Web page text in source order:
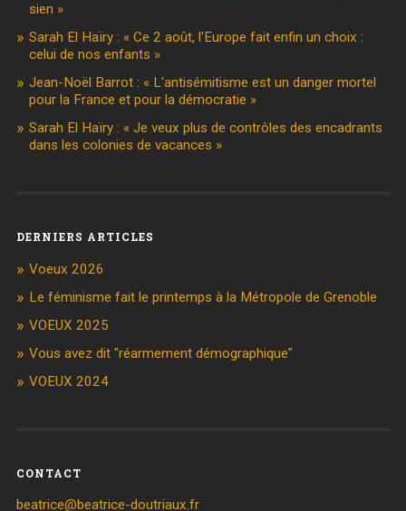
sien »
Sarah El Haïry : « Ce 2 août, l'Europe fait enfin un choix :
celui de nos enfants »
Jean-Noël Barrot : « L'antisémitisme est un danger mortel
pour la France et pour la démocratie »
Sarah El Haïry : « Je veux plus de contrôles des encadrants
dans les colonies de vacances »
DERNIERS ARTICLES
Voeux 2026
Le féminisme fait le printemps à la Métropole de Grenoble
VOEUX 2025
Vous avez dit "réarmement démographique"
VOEUX 2024
CONTACT
beatrice@beatrice-doutriaux.fr